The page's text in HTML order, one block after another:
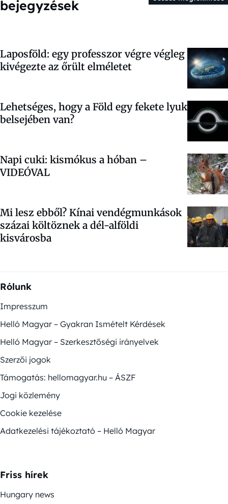
bejegyzések
Laposföld: egy professzor végre végleg
kivégezte az őrült elméletet
Lehetséges, hogy a Föld egy fekete lyuk
belsejében van?
Napi cuki: kismókus a hóban –
VIDEÓVAL
Mi lesz ebből? Kínai vendégmunkások
százai költöznek a dél-alföldi
kisvárosba
Rólunk
Impresszum
Helló Magyar – Gyakran Ismételt Kérdések
Helló Magyar – Szerkesztőségi irányelvek
Szerzői jogok
Támogatás: hellomagyar.hu – ÁSZF
Jogi közlemény
Cookie kezelése
Adatkezelési tájékoztató – Helló Magyar
Friss hírek
Hungary news